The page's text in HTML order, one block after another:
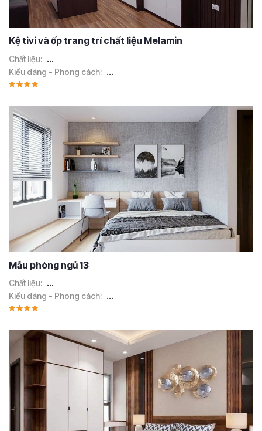
Kệ tivi và ốp trang trí chất liệu Melamin
Chất liệu: ...
Kiểu dáng - Phong cách: ...
Mẫu phòng ngủ 13
Chất liệu: ...
Kiểu dáng - Phong cách: ...